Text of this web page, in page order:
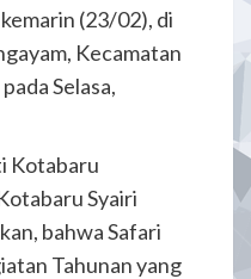
(23/02), di
Kecamatan
pada Selasa,
Kotabaru
Syairi
bahwa Safari
Tahunan yang